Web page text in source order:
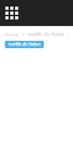
Home राजनीति और निर्वाचन
राजनीति और निर्वाचन